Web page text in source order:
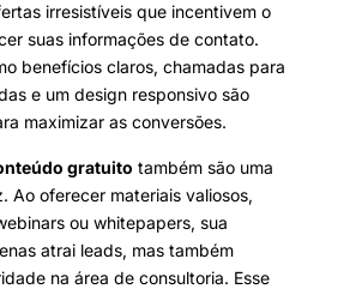
irresistíveis que incentivem o
suas informações de contato.
benefícios claros, chamadas para
e um design responsivo são
maximizar as conversões.
gratuito também são uma
Ao oferecer materiais valiosos,
ou whitepapers, sua
atrai leads, mas também
na área de consultoria. Esse